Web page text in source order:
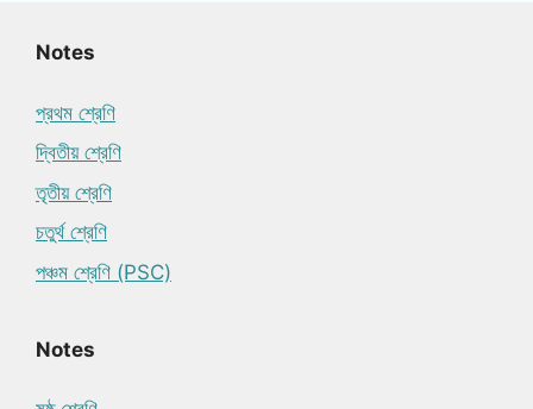
Notes
প্রথম শ্রেণি
দ্বিতীয় শ্রেণি
তৃতীয় শ্রেণি
চতুর্থ শ্রেণি
পঞ্চম শ্রেণি (PSC)
Notes